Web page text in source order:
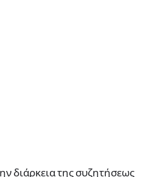
διάρκεια της συζητήσεως